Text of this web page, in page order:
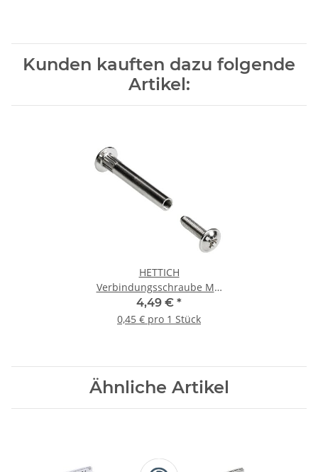
Kunden kauften dazu folgende
Artikel:
HETTICH
Verbindungsschraube M4,
36-46 mm, vernickelt, 10
Stück
4,49 € *
0,45 € pro 1 Stück
Ähnliche Artikel